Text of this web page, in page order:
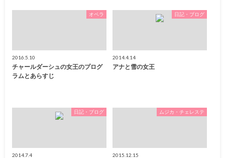
オペラ
2016.5.10
チャールダーシュの女王のプログ
ラムとあらすじ
日記・ブログ
2014.4.14
アナと雪の女王
日記・ブログ
2014.7.4
ムジカ・チェレステ
2015.12.15